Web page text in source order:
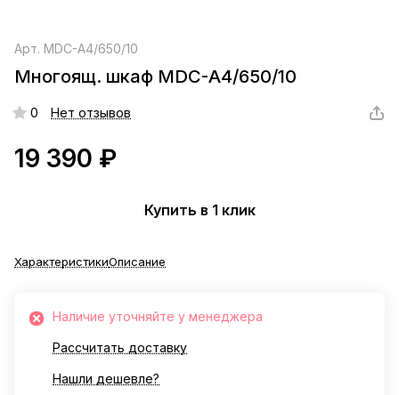
Арт. MDC-А4/650/10
Многоящ. шкаф MDC-А4/650/10
0 Нет отзывов
19 390 ₽
Купить в 1 клик
ХарактеристикиОписание
Наличие уточняйте у менеджера
Рассчитать доставку
Нашли дешевле?